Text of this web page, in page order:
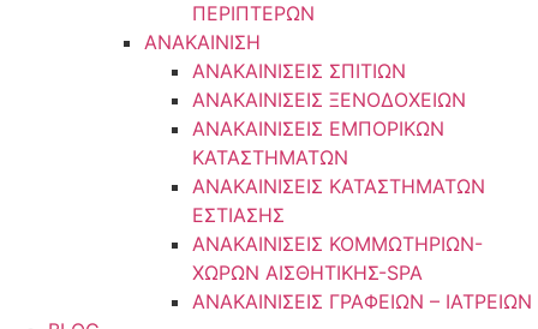
ΠΕΡΙΠΤΕΡΩΝ
ΑΝΑΚΑΙΝΙΣΗ
ΑΝΑΚΑΙΝΙΣΕΙΣ ΣΠΙΤΙΩΝ
ΑΝΑΚΑΙΝΙΣΕΙΣ ΞΕΝΟΔΟΧΕΙΩΝ
ΑΝΑΚΑΙΝΙΣΕΙΣ ΕΜΠΟΡΙΚΩΝ
ΚΑΤΑΣΤΗΜΑΤΩΝ
ΑΝΑΚΑΙΝΙΣΕΙΣ ΚΑΤΑΣΤΗΜΑΤΩΝ
ΕΣΤΙΑΣΗΣ
ΑΝΑΚΑΙΝΙΣΕΙΣ ΚΟΜΜΩΤΗΡΙΩΝ-
ΧΩΡΩΝ ΑΙΣΘΗΤΙΚΗΣ-SPA
ΑΝΑΚΑΙΝΙΣΕΙΣ ΓΡΑΦΕΙΩΝ – ΙΑΤΡΕΙΩΝ